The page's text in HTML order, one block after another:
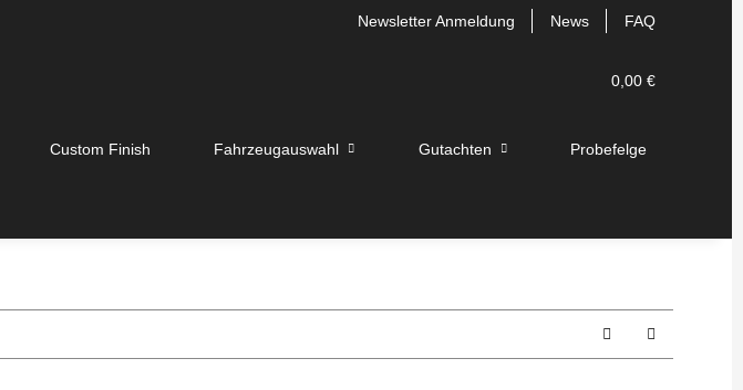
Newsletter Anmeldung News FAQ
0,00 €
Custom Finish Fahrzeugauswahl Gutachten Probefelge